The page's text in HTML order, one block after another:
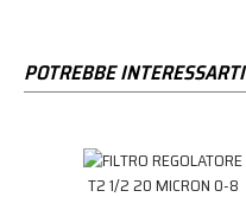
POTREBBE INTERESSARTI